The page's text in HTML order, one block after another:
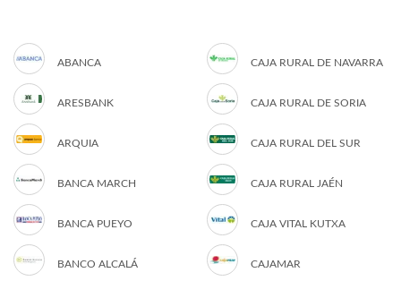
ABANCA
ARESBANK
ARQUIA
BANCA MARCH
BANCA PUEYO
BANCO ALCALÁ
CAJA RURAL DE NAVARRA
CAJA RURAL DE SORIA
CAJA RURAL DEL SUR
CAJA RURAL JAÉN
CAJA VITAL KUTXA
CAJAMAR